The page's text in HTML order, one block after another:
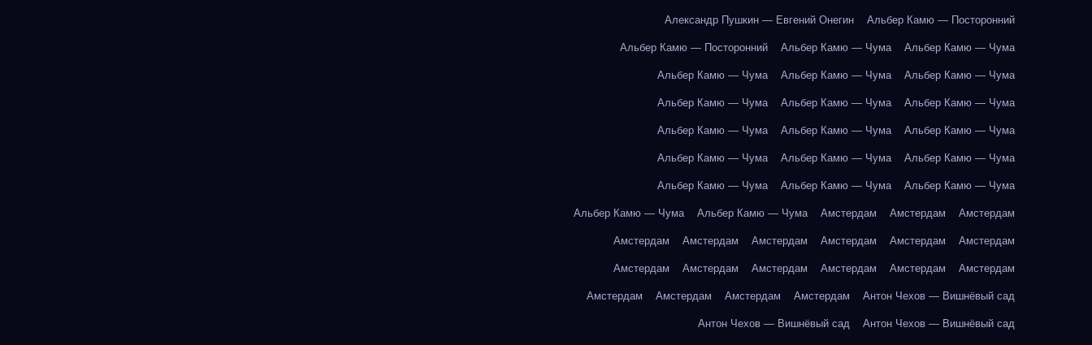
Александр Пушкин — Евгений Онегин Альбер Камю — Посторонний
Альбер Камю — Посторонний Альбер Камю — Чума Альбер Камю — Чума
Альбер Камю — Чума Альбер Камю — Чума Альбер Камю — Чума
Альбер Камю — Чума Альбер Камю — Чума Альбер Камю — Чума
Альбер Камю — Чума Альбер Камю — Чума Альбер Камю — Чума
Альбер Камю — Чума Альбер Камю — Чума Альбер Камю — Чума
Альбер Камю — Чума Альбер Камю — Чума Альбер Камю — Чума
Альбер Камю — Чума Альбер Камю — Чума Амстердам Амстердам Амстердам
Амстердам Амстердам Амстердам Амстердам Амстердам Амстердам
Амстердам Амстердам Амстердам Амстердам Амстердам Амстердам
Амстердам Амстердам Амстердам Амстердам Антон Чехов — Вишнёвый сад
Антон Чехов — Вишнёвый сад Антон Чехов — Вишнёвый сад